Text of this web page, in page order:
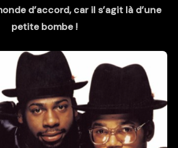
d’accord, car il s’agit là d’une
petite bombe !